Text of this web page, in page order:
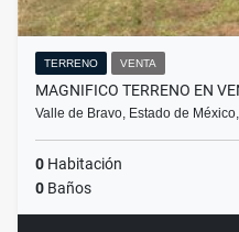
TERRENO VENTA
MAGNIFICO TERRENO EN
Valle de Bravo, Estado de
0 Habitación
0 Baños